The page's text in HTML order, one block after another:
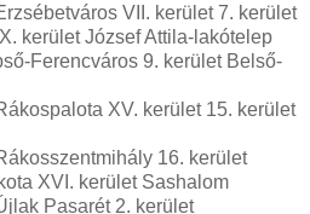
VII. kerület 7. kerület
kerület József Attila-lakótelep
Ferencváros 9. kerület Belső-
XV. kerület 15. kerület
16. kerület
XVI. kerület Sashalom
Pasarét 2. kerület